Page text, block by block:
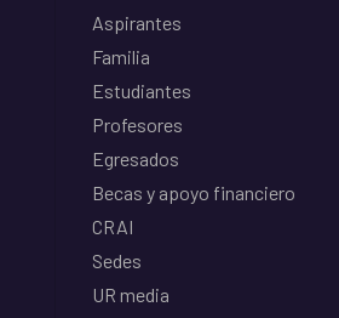
Aspirantes
Familia
Estudiantes
Profesores
Egresados
Becas y apoyo financiero
CRAI
Sedes
UR media